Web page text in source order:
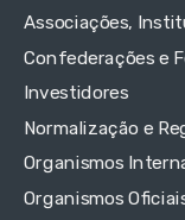
Associações,
Confederações e
Investidores
Normalização e
Organismos
Organismos